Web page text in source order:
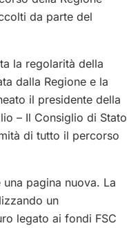
da parte del
la regolarità della
dalla Regione e la
il presidente della
– Il Consiglio di Stato
di tutto il percorso
pagina nuova. La
un
legato ai fondi FSC